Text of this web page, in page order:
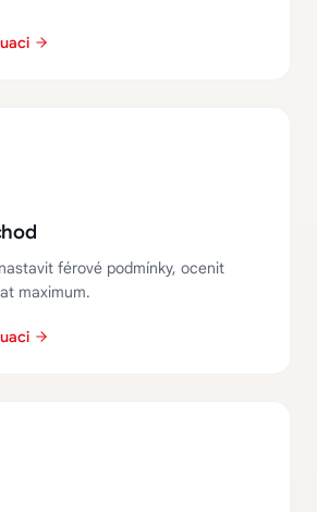
férové podmínky, ocenit
maximum.